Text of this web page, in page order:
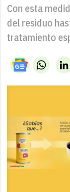
Con esta
del residuo
tratamiento